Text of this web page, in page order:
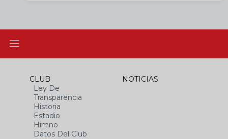
CLUB
Ley De
Transparencia
Historia
Estadio
Himno
Datos Del Club
NOTICIAS